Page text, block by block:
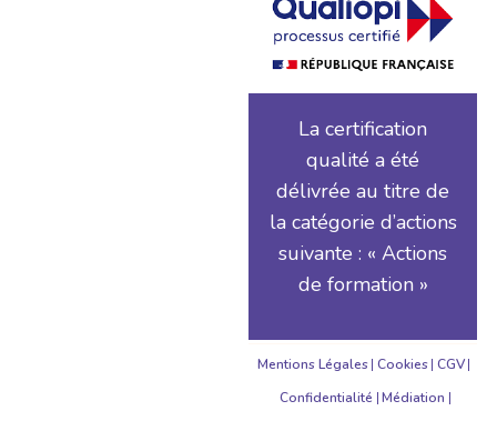
La certification
qualité a été
délivrée au titre de
la catégorie d’actions
suivante : « Actions
de formation »
Mentions Légales Cookies CGV
Confidentialité Médiation